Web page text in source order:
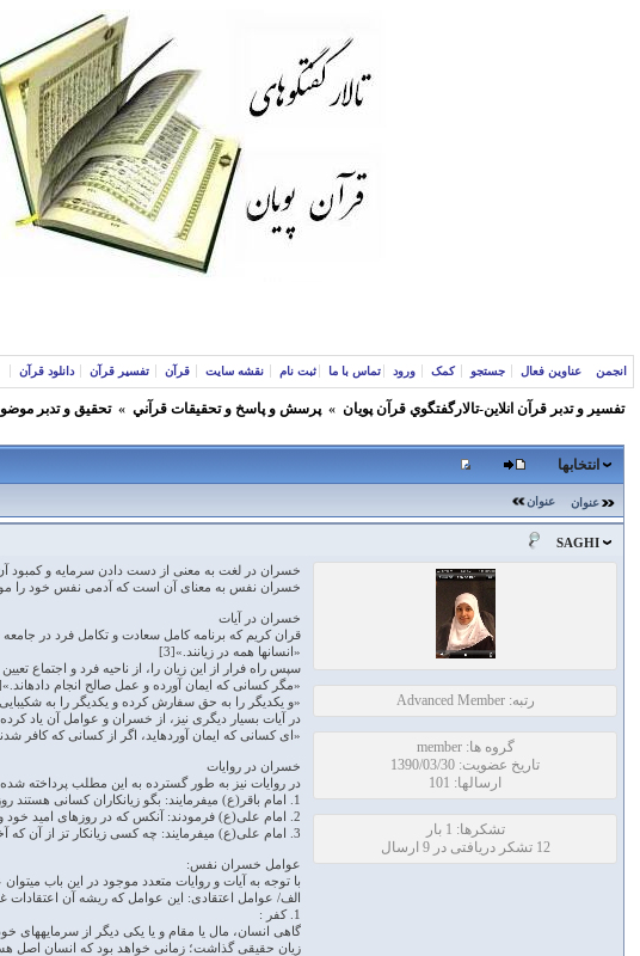
انجمن عناوین فعال جستجو کمک ورود تماس با ما ثبت نام نقشه سایت قرآن تفسیر قرآن دانلود قرآن
تفسير و‌ تدبر قرآن انلاين-تالارگفتگوي قرآن پویان » پرسش و پاسخ و تحقيقات قرآني » تحقیق و تدبر
انتخابها
عنوان عنوان
SAGHI
رتبه: Advanced Member
گروه ها: member
تاریخ عضویت: 1390/03/30
ارسالها: 101
تشکرها: 1 بار
12 تشکر دریافتی در 9 ارسال
خسران در لغت به معنی از دست دادن سرمایه و کمبود
خسران نفس به معنای آن است که آدمی نفس خود را مورد
خسران در آیات
قران کریم که برنامه کامل سعادت و تکامل فرد در
«انسان­ها همه در زیانند.»[3]
سپس راه فرار از این زیان را، از ناحیه فرد و اجتماع
«مگر کسانی که ایمان آورده و عمل صالح انجام
«و یکدیگر را به حق سفارش کرده و یکدیگر را به
در آیات بسیار دیگری نیز، از خسران و عوامل آن یاد
«ای کسانی که ایمان آورده­اید، اگر از کسانی که کافر
خسران در روایات
در روایات نیز به طور گسترده به این مطلب پرداخته
1. امام باقر(ع) می­فرمایند: بگو زیانکاران کسانی هستند روز قیامت خانواده­اشان را مغبون کردند.[7]
2. امام علی(ع) فرمودند: آنکس که در روزهای امید خود و پیش از فرا رسیدن اجلش کوتاهی کند، زیانکار باشد و اجلش به او ضرر زند.[8]
3. امام علی(ع) می­فرمایند: چه کسی زیانکار تز از آن که آخرت را با دنیا عوض کرد؟[9]
عوامل خسران نفس:
با توجه به آیات و روایات متعدد موجود در این باب
الف/ عوامل اعتقادی: این عوامل که ریشه آن
1. کفر :
گاهی انسان، مال یا مقام و یا یکی دیگر از سرمایه­های
زیان حقیقی گذاشت؛ زمانی خواهد بود که انسان اصل